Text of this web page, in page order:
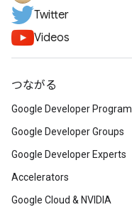
Twitter
Videos
つながる
Google Developer Program
Google Developer Groups
Google Developer Experts
Accelerators
Google Cloud & NVIDIA